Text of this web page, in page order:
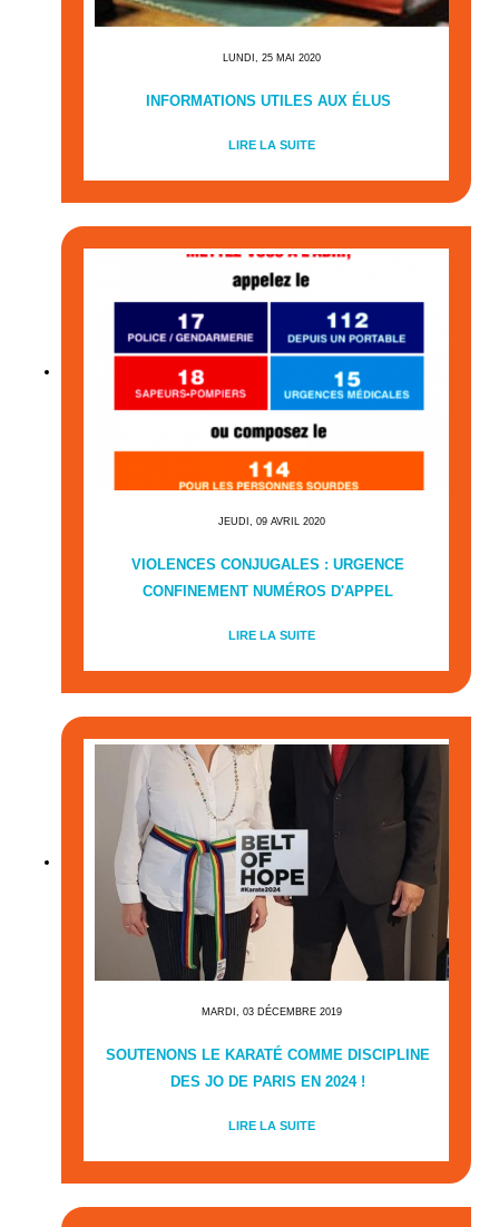
LUNDI, 25 MAI 2020
INFORMATIONS UTILES AUX ÉLUS
LIRE LA SUITE
JEUDI, 09 AVRIL 2020
VIOLENCES CONJUGALES : URGENCE
CONFINEMENT NUMÉROS D'APPEL
LIRE LA SUITE
MARDI, 03 DÉCEMBRE 2019
SOUTENONS LE KARATÉ COMME DISCIPLINE
DES JO DE PARIS EN 2024 !
LIRE LA SUITE